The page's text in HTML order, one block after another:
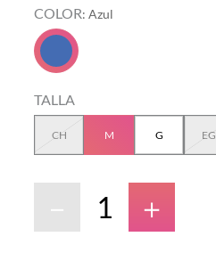
COLOR: Azul
TALLA
CH M G EG
＋
－